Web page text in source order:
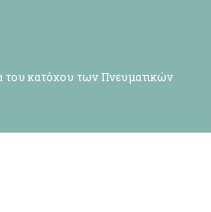
του κατόχου των Πνευματικών